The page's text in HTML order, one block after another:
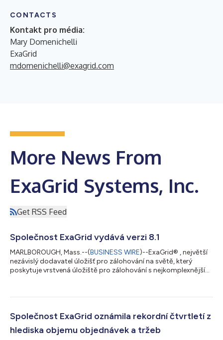
CONTACTS
Kontakt pro média:
Mary Domenichelli
ExaGrid
mdomenichelli@exagrid.com
More News From
ExaGrid Systems, Inc.
Get RSS Feed
Společnost ExaGrid vydává verzi 8.1
MARLBOROUGH, Mass.--(BUSINESS WIRE)--ExaGrid® , největší
nezávislý dodavatel úložišť pro zálohování na světě, který
poskytuje vrstvená úložiště pro zálohování s nejkomplexnějším
softwaru ExaGrid ve verzi 8.1. Nejnovější verze zahrnuje:
Podporuje řešení Cohesity Cloud Archive Direct. ExaGrid dále
deduplikuje již deduplikovaná dat...
Společnost ExaGrid oznámila rekordní čtvrtletí z
hlediska objemu objednávek a tržeb